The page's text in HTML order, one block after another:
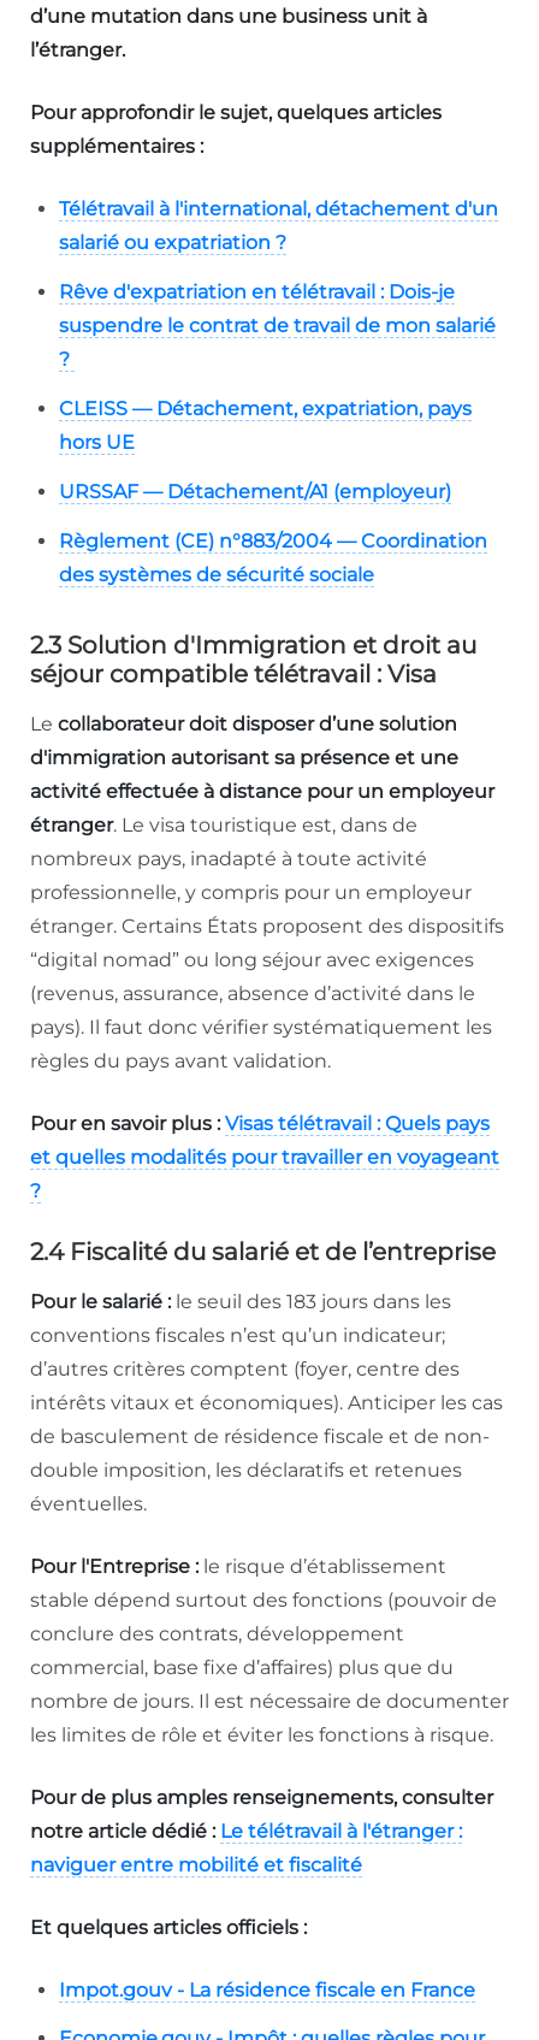
d’une mutation dans une business unit à
l’étranger.
Pour approfondir le sujet, quelques articles
supplémentaires :
Télétravail à l'international, détachement d'un
salarié ou expatriation ?
Rêve d'expatriation en télétravail : Dois-je
suspendre le contrat de travail de mon salarié
?
CLEISS — Détachement, expatriation, pays
hors UE
URSSAF — Détachement/A1 (employeur)
Règlement (CE) n°883/2004 — Coordination
des systèmes de sécurité sociale
2.3 Solution d'Immigration et droit au
séjour compatible télétravail : Visa
Le collaborateur doit disposer d’une solution
d'immigration autorisant sa présence et une
activité effectuée à distance pour un employeur
étranger. Le visa touristique est, dans de
nombreux pays, inadapté à toute activité
professionnelle, y compris pour un employeur
étranger. Certains États proposent des dispositifs
“digital nomad” ou long séjour avec exigences
(revenus, assurance, absence d’activité dans le
pays). Il faut donc vérifier systématiquement les
règles du pays avant validation.
Pour en savoir plus :Visas télétravail : Quels pays
et quelles modalités pour travailler en voyageant
?
2.4 Fiscalité du salarié et de l’entreprise
Pour le salarié :le seuil des 183 jours dans les
conventions fiscales n’est qu’un indicateur;
d’autres critères comptent (foyer, centre des
intérêts vitaux et économiques). Anticiper les cas
de basculement de résidence fiscale et de non-
double imposition, les déclaratifs et retenues
éventuelles.
Pour l'Entreprise :le risque d’établissement
stable dépend surtout des fonctions (pouvoir de
conclure des contrats, développement
commercial, base fixe d’affaires) plus que du
nombre de jours. Il est nécessaire de documenter
les limites de rôle et éviter les fonctions à risque.
Pour de plus amples renseignements, consulter
notre article dédié : Le télétravail à l'étranger :
naviguer entre mobilité et fiscalité
Et quelques articles officiels :
Impot.gouv - La résidence fiscale en France